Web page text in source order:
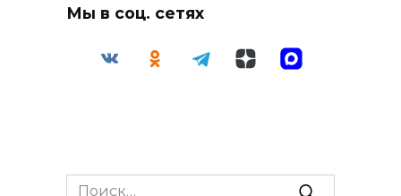
Мы в соц. сетях
Search